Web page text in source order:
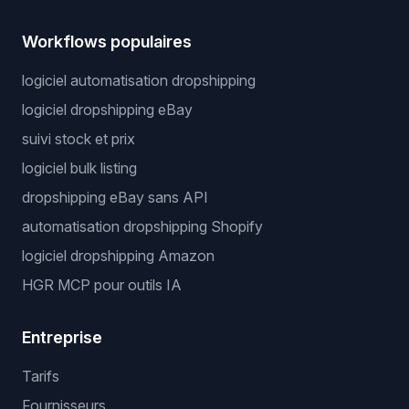
Workflows populaires
logiciel automatisation dropshipping
logiciel dropshipping eBay
suivi stock et prix
logiciel bulk listing
dropshipping eBay sans API
automatisation dropshipping Shopify
logiciel dropshipping Amazon
HGR MCP pour outils IA
Entreprise
Tarifs
Fournisseurs